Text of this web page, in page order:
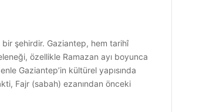
şehirdir. Gaziantep, hem tarihî
özellikle Ramazan ayı boyunca
Gaziantep’in kültürel yapısında
Fajr (sabah) ezanından önceki